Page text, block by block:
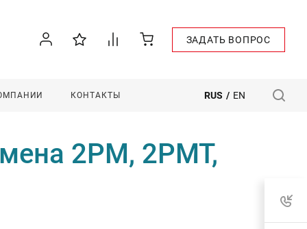
ЗАДАТЬ ВОПРОС
КОНТАКТЫ RUS / EN
2РМ, 2РМТ,